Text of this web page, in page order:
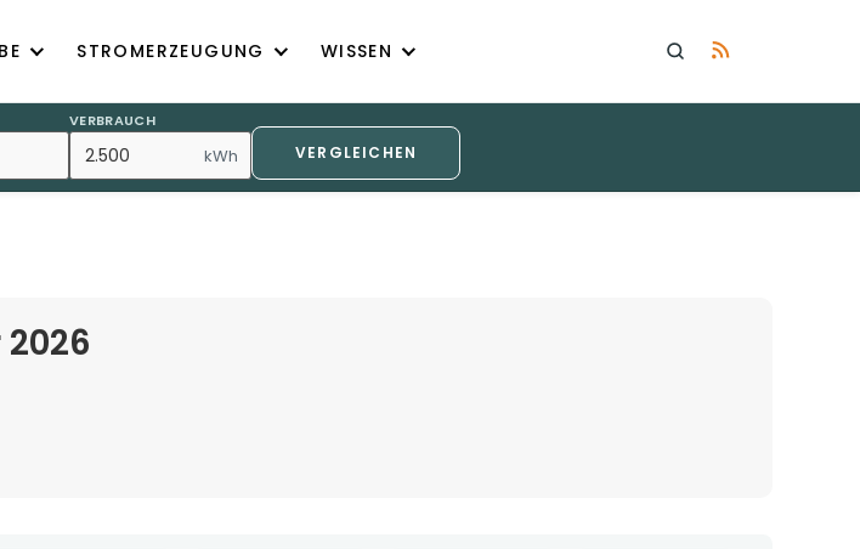
STROMERZEUGUNG WISSEN
VERBRAUCH
kWh VERGLEICHEN